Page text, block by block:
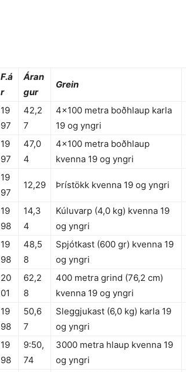
F.á
r
Áran
gur
Grein
19
97
42,2
7
4×100 metra boðhlaup karla
19 og yngri
19
97
47,0
4
4×100 metra boðhlaup
kvenna 19 og yngri
19
97
12,29 Þrístökk kvenna 19 og yngri
19
98
14,3
4
Kúluvarp (4,0 kg) kvenna 19
og yngri
19
98
48,5
8
Spjótkast (600 gr) kvenna 19
og yngri
20
01
62,2
8
400 metra grind (76,2 cm)
kvenna 19 og yngri
19
98
50,6
7
Sleggjukast (6,0 kg) karla 19
og yngri
19
98
9:50,
74
3000 metra hlaup kvenna 19
og yngri